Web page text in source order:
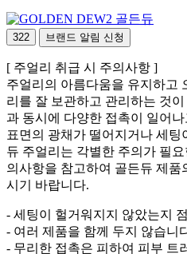
골든듀
322 브랜드 알림 신청
[ 주얼리 취급 시 주의사항 ]
주얼리의 아름다움을 유지하고
리를 잘 보관하고 관리하는 것
과 동시에 다양한 접촉이 일어
표면의 광채가 떨어지거나 세
듀 주얼리는 각별한 주의가 필
의사항을 참고하여 골든듀 제
시기 바랍니다.
- 세팅이 헐거워지지 않았는지
- 여러 제품을 함께 두지 않습니
- 무리한 접촉은 피하여 피부 트